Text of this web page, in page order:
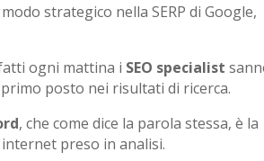
strategico nella SERP di Google,
ogni mattina i SEO specialist
posto nei risultati di ricerca.
, che come dice la parola stessa, è la
preso in analisi.